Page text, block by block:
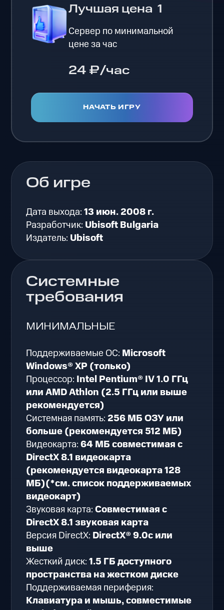
Лучшая цена 1
Сервер по минимальной
цене за час
24 ₽/час
НАЧАТЬ ИГРУ
Об игре
Дата выхода:13 июн. 2008 г.
Разработчик: Ubisoft Bulgaria
Издатель: Ubisoft
Системные
требования
МИНИМАЛЬНЫЕ
Поддерживаемые ОС: Microsoft
Windows® XP (только)
Процессор: Intel Pentium® IV 1.0 ГГц
или AMD Athlon (2.5 ГГц или выше
рекомендуется)
Системная память: 256 МБ ОЗУ или
больше (рекомендуется 512 МБ)
Видеокарта:64 МБ совместимая с
DirectX 8.1 видеокарта
(рекомендуется видеокарта 128
МБ)(*см. список поддерживаемых
видеокарт)
Звуковая карта:Совместимая с
DirectX 8.1 звуковая карта
Версия DirectX: DirectX® 9.0c или
выше
Жесткий диск:1.5 ГБ доступного
пространства на жестком диске
Поддерживаемая периферия:
Клавиатура и мышь, совместимые